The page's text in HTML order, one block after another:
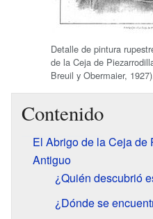
Detalle de pintura
de la Ceja de
Breuil y Obermaier,
Contenido
El Abrigo de la Ceja de
Antiguo
¿Quién descubrió
¿Dónde se